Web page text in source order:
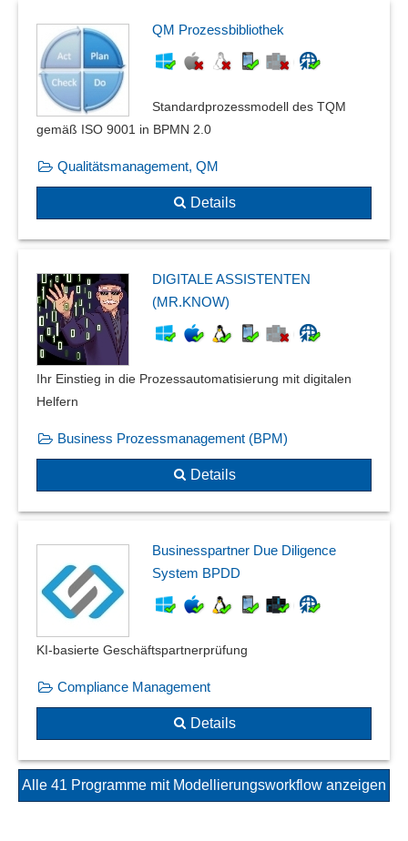
QM Prozessbibliothek
Standardprozessmodell des TQM
gemäß ISO 9001 in BPMN 2.0
Qualitätsmanagement, QM
Details
DIGITALE ASSISTENTEN
(MR.KNOW)
Ihr Einstieg in die Prozessautomatisierung mit digitalen
Helfern
Business Prozessmanagement (BPM)
Details
Businesspartner Due Diligence
System BPDD
KI-basierte Geschäftspartnerprüfung
Compliance Management
Details
Alle 41 Programme mit Modellierungsworkflow anzeigen